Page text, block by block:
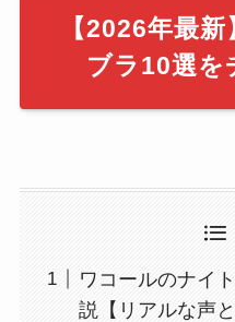
【2026年最
ブラ10選を
ワコールのナイ
説【リアルな声と